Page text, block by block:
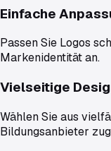
Einfache
Passen Sie Logos
Markenidentität an.
Vielseitige
Wählen Sie aus
Bildungsanbieter